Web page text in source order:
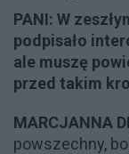
PANI: W
podpisało
ale muszę
przed takim
MARCJANNA
powszechny, bo